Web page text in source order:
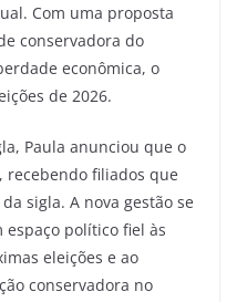
Com uma proposta
conservadora do
econômica, o
de 2026.
Paula anunciou que o
recebendo filiados que
sigla. A nova gestão se
político fiel às
eleições e ao
conservadora no